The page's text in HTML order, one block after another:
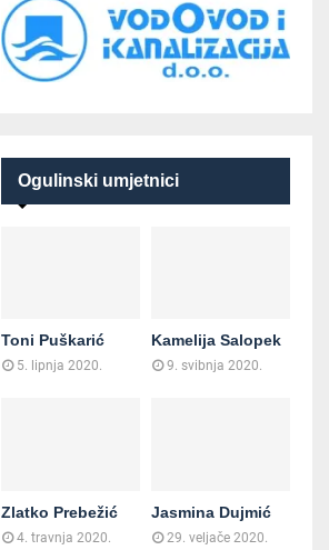
Ogulinski umjetnici
Toni Puškarić
5. lipnja 2020.
Kamelija Salopek
9. svibnja 2020.
Zlatko Prebežić
4. travnja 2020.
Jasmina Dujmić
29. veljače 2020.